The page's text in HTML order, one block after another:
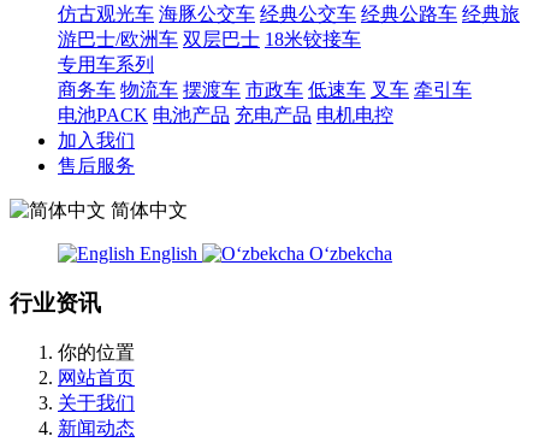
仿古观光车 海豚公交车 经典公交车 经典公路车 经典旅
游巴士/欧洲车 双层巴士 18米铰接车
专用车系列
商务车 物流车 摆渡车 市政车 低速车 叉车 牵引车
电池PACK 电池产品 充电产品 电机电控
加入我们
售后服务
简体中文
English Oʻzbekcha
行业资讯
你的位置
网站首页
关于我们
新闻动态